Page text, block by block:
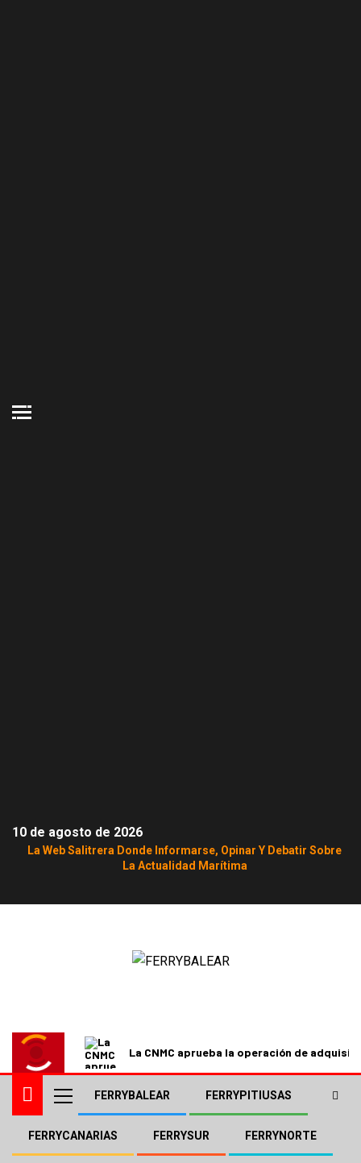
10 de agosto de 2026
La Web Salitrera Donde Informarse, Opinar Y Debatir Sobre
La Actualidad Marítima
La CNMC aprueba la operación de
FERRYBALEAR FERRYPITIUSAS
FERRYCANARIAS FERRYSUR FERRYNORTE